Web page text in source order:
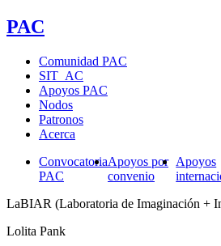
PAC
Comunidad PAC
SIT_AC
Apoyos PAC
Nodos
Patronos
Acerca
Convocatoria
PAC
Apoyos por
convenio
Apoyos
LaBIAR (Laboratoria de Imaginación +
Lolita Pank